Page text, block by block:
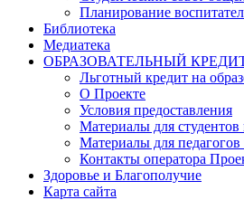
Планирование
Библиотека
Медиатека
ОБРАЗОВАТЕЛЬНЫЙ
Льготный кредит на
О Проекте
Условия предоставления
Материалы для студентов
Материалы для педагогов
Контакты оператора
Здоровье и Благополучие
Карта сайта